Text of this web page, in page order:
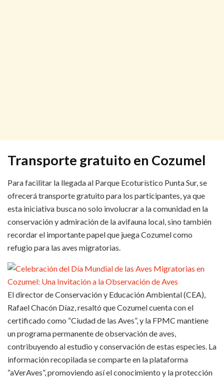
Transporte gratuito en Cozumel
Para facilitar la llegada al Parque Ecoturístico Punta Sur, se
ofrecerá transporte gratuito para los participantes, ya que
esta iniciativa busca no solo involucrar a la comunidad en la
conservación y admiración de la avifauna local, sino también
recordar el importante papel que juega Cozumel como
refugio para las aves migratorias.
El director de Conservación y Educación Ambiental (CEA),
Rafael Chacón Díaz, resaltó que Cozumel cuenta con el
certificado como “Ciudad de las Aves”, y la FPMC mantiene
un programa permanente de observación de aves,
contribuyendo al estudio y conservación de estas especies. La
información recopilada se comparte en la plataforma
“aVerAves”, promoviendo así el conocimiento y la protección